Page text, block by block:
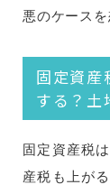
悪のケース
固定資産
する？土
固定資産税
産税も上が